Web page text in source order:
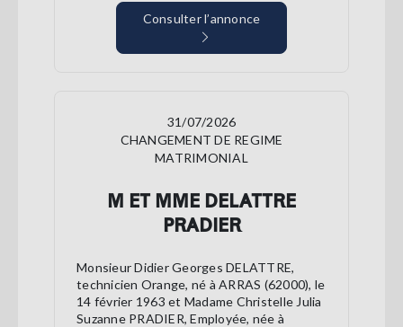
Consulter l’annonce
31/07/2026
CHANGEMENT DE REGIME
MATRIMONIAL
M ET MME DELATTRE
PRADIER
Monsieur Didier Georges DELATTRE,
technicien Orange, né à ARRAS (62000), le
14 février 1963 et Madame Christelle Julia
Suzanne PRADIER, Employée, née à